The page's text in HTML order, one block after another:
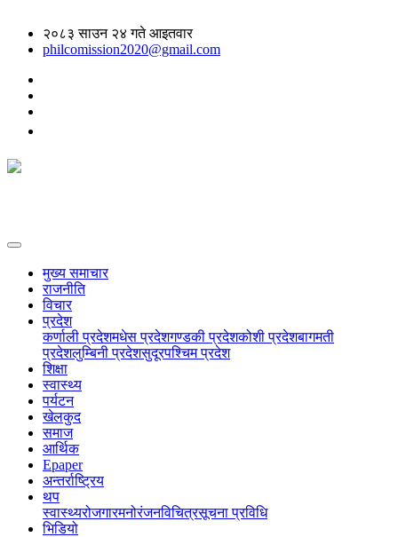
२०८३ साउन २४ गते आइतवार
philcomission2020@gmail.com
मुख्य समाचार
राजनीति
विचार
प्रदेश
कर्णाली प्रदेशमधेस प्रदेशगण्डकी प्रदेशकोशी प्रदेशबागमती
प्रदेशलुम्बिनी प्रदेशसुदूरपश्चिम प्रदेश
शिक्षा
स्वास्थ्य
पर्यटन
खेलकुद
समाज
आर्थिक
Epaper
अन्तर्राष्ट्रिय
थप
स्वास्थ्यरोजगारमनोरंजनविचित्रसूचना प्रविधि
भिडियो